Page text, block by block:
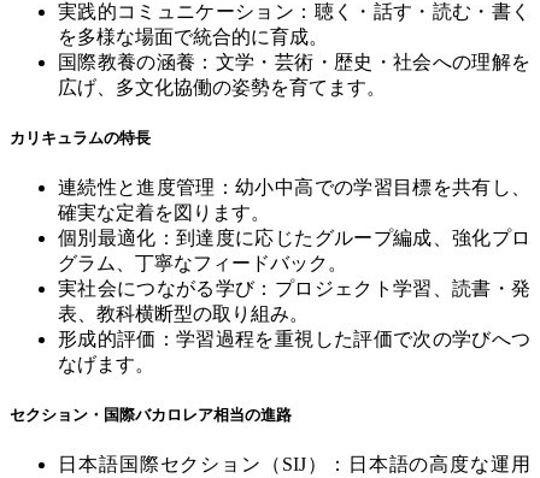
実践的コミュニケーション：聴く・話す・読む・書く
を多様な場面で統合的に育成。
国際教養の涵養：文学・芸術・歴史・社会への理解を
広げ、多文化協働の姿勢を育てます。
カリキュラムの特長
連続性と進度管理：幼小中高での学習目標を共有し、
確実な定着を図ります。
個別最適化：到達度に応じたグループ編成、強化プロ
グラム、丁寧なフィードバック。
実社会につながる学び：プロジェクト学習、読書・発
表、教科横断型の取り組み。
形成的評価：学習過程を重視した評価で次の学びへつ
なげます。
セクション・国際バカロレア相当の進路
日本語国際セクション（ SIJ）：日本語の高度な運用